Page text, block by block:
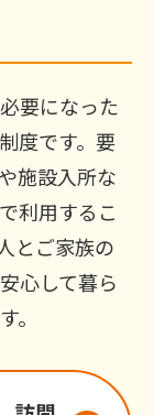
要になった
度です。要
施設入所な
利用するこ
とご家族の
心して暮ら
。